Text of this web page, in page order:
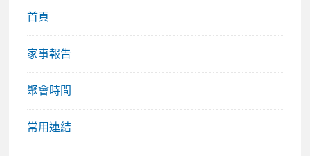
首頁
家事報告
聚會時間
常用連結